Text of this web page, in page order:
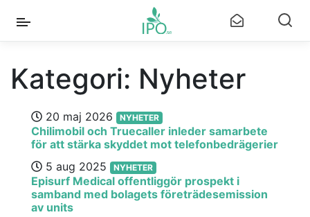
Kategori: Nyheter
20 maj 2026 NYHETER
Chilimobil och Truecaller inleder samarbete
för att stärka skyddet mot telefonbedrägerier
5 aug 2025
NYHETER
Episurf Medical offentliggör prospekt i
samband med bolagets företrädesemission
av units